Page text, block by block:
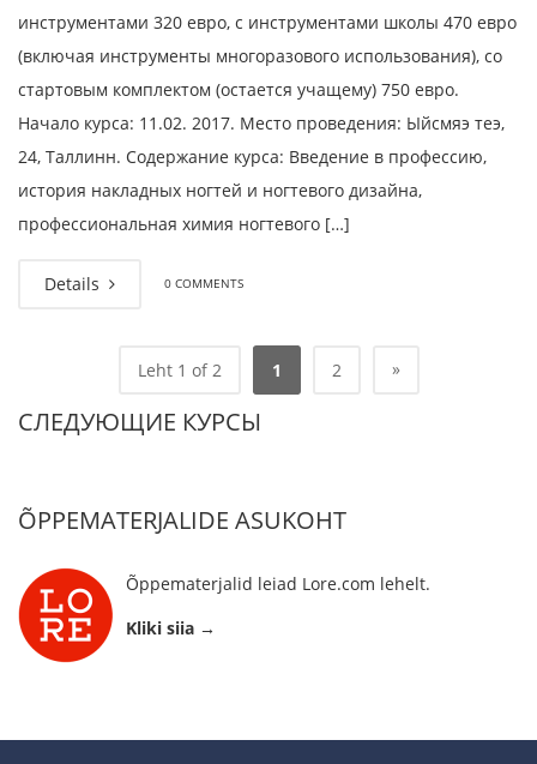
инструментами 320 евро, с инструментами школы 470 евро
(включая инструменты многоразового использования), со
стартовым комплектом (остается учащему) 750 евро.
Начало курса: 11.02. 2017. Место проведения: Ыйсмяэ теэ,
24, Таллинн. Содержание курса: Введение в профессию,
история накладных ногтей и ногтевого дизайна,
профессиональная химия ногтевого […]
Details 0 COMMENTS
Leht 1 of 2 1 2 »
СЛЕДУЮЩИЕ КУРСЫ
ÕPPEMATERJALIDE ASUKOHT
Õppematerjalid leiad Lore.com lehelt.
Kliki siia →